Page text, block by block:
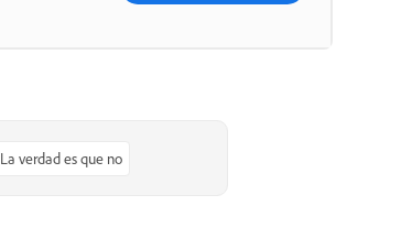
La verdad es que no